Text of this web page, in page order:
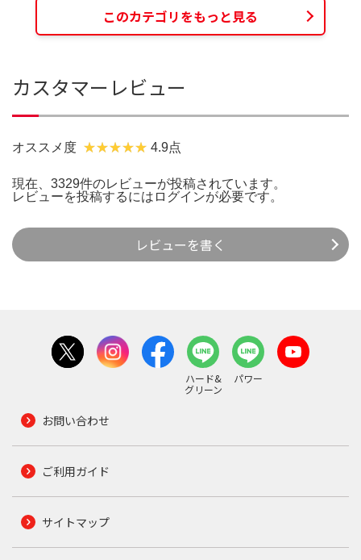
このカテゴリをもっと見る
カスタマーレビュー
オススメ度 4.9点
現在、3329件のレビューが投稿されています。
レビューを投稿するには ログインが必要です。
レビューを書く
ハード&
グリーン
パワー
お問い合わせ
ご利用ガイド
サイトマップ